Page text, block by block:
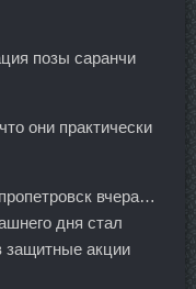
позы саранчи
они практически
вчера…
дня стал
защитные акции